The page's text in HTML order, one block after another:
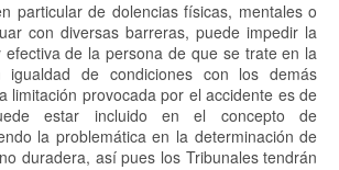
particular de dolencias físicas, mentales o
con diversas barreras, puede impedir la
efectiva de la persona de que se trate en la
igualdad de condiciones con los demás
limitación provocada por el accidente es de
estar incluido en el concepto de
la problemática en la determinación de
duradera, así pues los Tribunales tendrán